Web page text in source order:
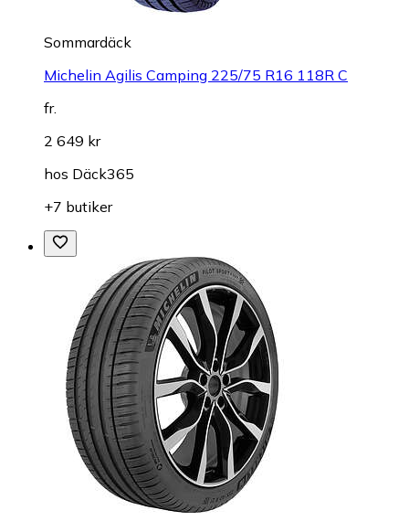
Sommardäck
Michelin Agilis Camping 225/75 R16 118R C
fr.
2 649 kr
hos Däck365
+7 butiker